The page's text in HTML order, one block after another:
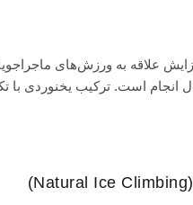
علاقه به ورزش‌های
انجام است. ترکیب یخنوردی با